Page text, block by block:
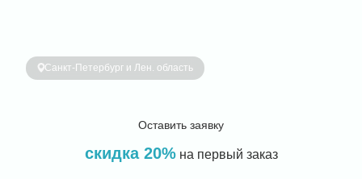
Санкт-Петербург и Лен. область
Оставить заявку
скидка 20%на первый заказ